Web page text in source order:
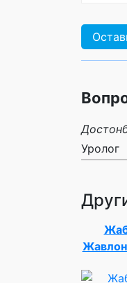
Уролог